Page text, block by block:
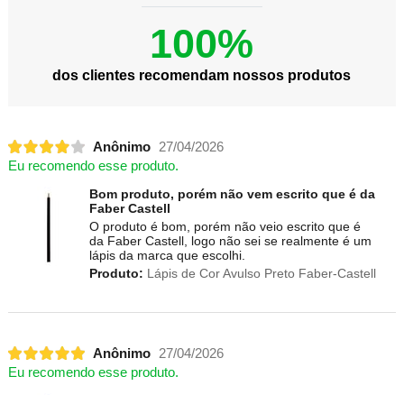
100%
dos clientes recomendam nossos produtos
Anônimo
27/04/2026
Eu recomendo esse produto.
Bom produto, porém não vem escrito que é da
Faber Castell
O produto é bom, porém não veio escrito que é
da Faber Castell, logo não sei se realmente é um
lápis da marca que escolhi.
Produto: Lápis de Cor Avulso Preto Faber-Castell
Anônimo
27/04/2026
Eu recomendo esse produto.